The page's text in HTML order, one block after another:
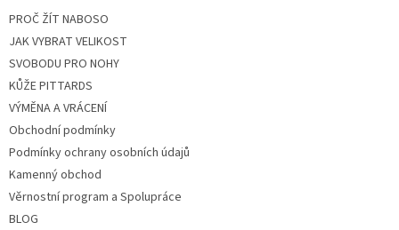
PROČ ŽÍT NABOSO
JAK VYBRAT VELIKOST
SVOBODU PRO NOHY
KŮŽE PITTARDS
VÝMĚNA A VRÁCENÍ
Obchodní podmínky
Podmínky ochrany osobních údajů
Kamenný obchod
Věrnostní program a Spolupráce
BLOG